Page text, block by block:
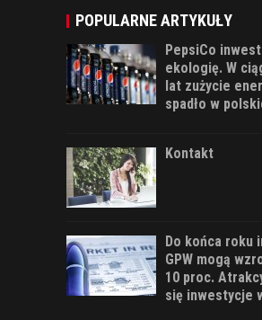
POPULARNE ARTYKUŁY
PepsiCo
ekologię. W
lat zużycie
spadło w
Kontakt
Do końca roku
GPW mogą
10 proc.
się inwestycje